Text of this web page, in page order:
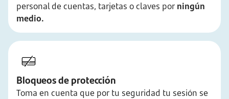
personal de cuentas, tarjetas o claves por ningún
medio.
Bloqueos de protección
Toma en cuenta que por tu seguridad tu sesión se